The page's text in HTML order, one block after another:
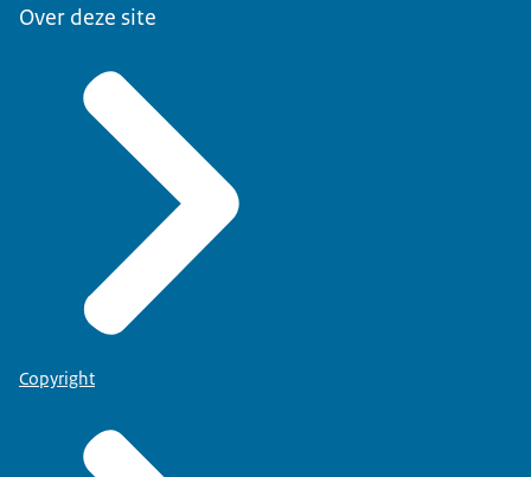
Over deze site
Copyright